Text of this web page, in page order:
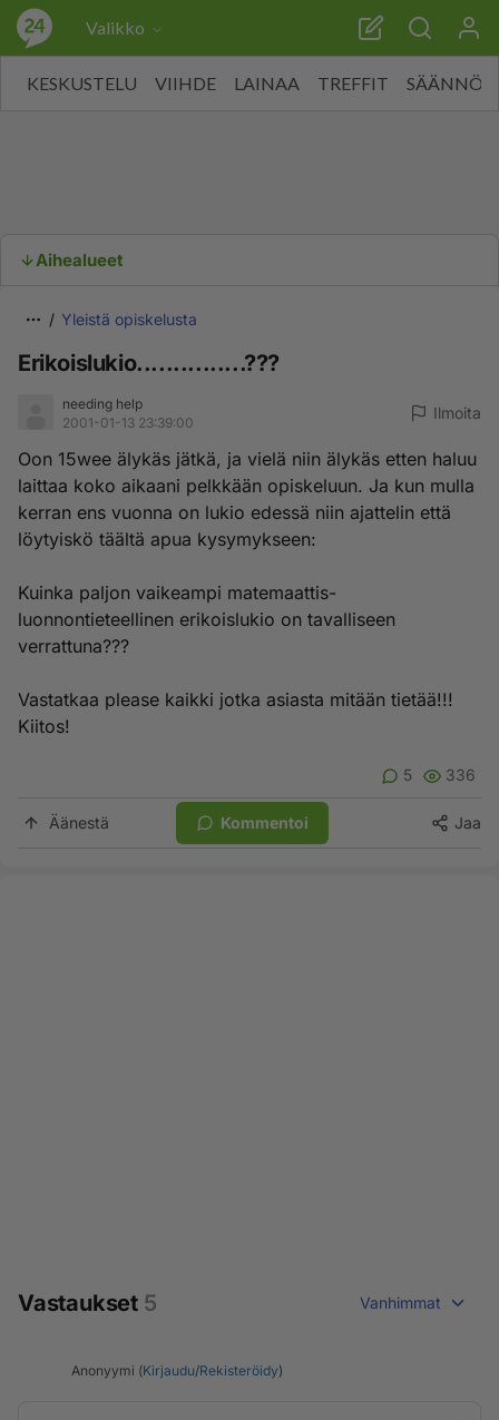
Valikko
KESKUSTELU VIIHDE LAINAA TREFFIT SÄÄNNÖT
Aihealueet
Yleistä opiskelusta
Erikoislukio...............???
needing help
2001-01-13 23:39:00
Ilmoita
Oon 15wee älykäs jätkä, ja vielä niin älykäs etten haluu
laittaa koko aikaani pelkkään opiskeluun. Ja kun mulla
kerran ens vuonna on lukio edessä niin ajattelin että
löytyiskö täältä apua kysymykseen:
Kuinka paljon vaikeampi matemaattis-
luonnontieteellinen erikoislukio on tavalliseen
verrattuna???
Vastatkaa please kaikki jotka asiasta mitään tietää!!!
Kiitos!
5 336
Äänestä Kommentoi Jaa
Vastaukset 5 Vanhimmat
Anonyymi (Kirjaudu/Rekisteröidy)